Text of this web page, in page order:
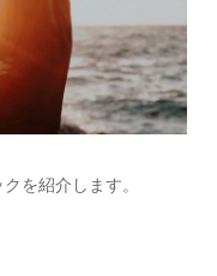
を紹介します。